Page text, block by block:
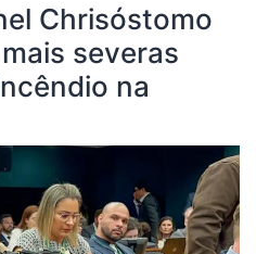
Chrisóstomo
severas
na